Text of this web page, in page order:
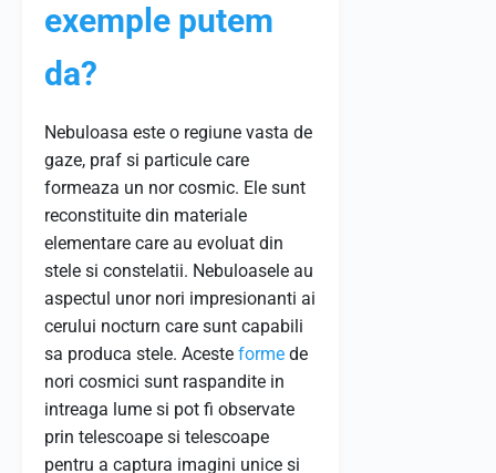
exemple putem
da?
Nebuloasa este o regiune vasta de
gaze, praf si particule care
formeaza un nor cosmic. Ele sunt
reconstituite din materiale
elementare care au evoluat din
stele si constelatii. Nebuloasele au
aspectul unor nori impresionanti ai
cerului nocturn care sunt capabili
sa produca stele. Aceste forme de
nori cosmici sunt raspandite in
intreaga lume si pot fi observate
prin telescoape si telescoape
pentru a captura imagini unice si